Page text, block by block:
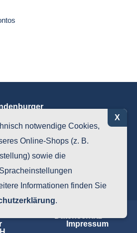
Datenschutz
Impressum
notwendige Cookies,
Online-Shops (z. B.
sowie die
Informationen finden Sie
.
X